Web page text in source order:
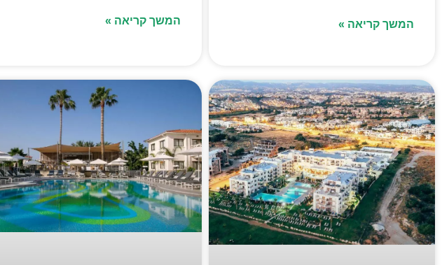
המשך קריאה » המשך קריאה »